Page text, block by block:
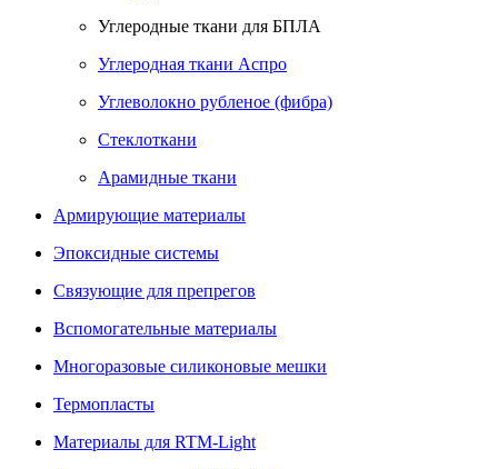
Углеродные ткани для БПЛА
Углеродная ткани Аспро
Углеволокно рубленое (фибра)
Стеклоткани
Арамидные ткани
Армирующие материалы
Эпоксидные системы
Связующие для препрегов
Вспомогательные материалы
Многоразовые силиконовые мешки
Термопласты
Материалы для RTM-Light